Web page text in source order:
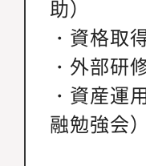
助）
・資格取
・外部研
・資産運
融勉強会）